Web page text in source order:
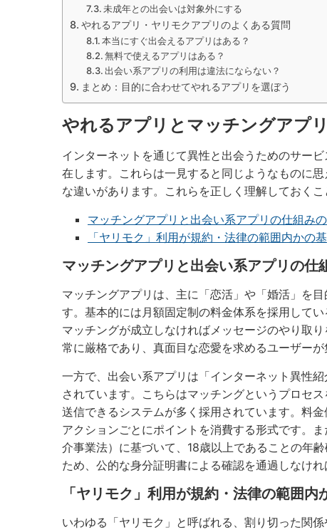
未成年との出会いは対象外にする
やれるアプリ・ヤリモクアプリのよくある質問
本当にすぐ出会えるアプリはある？
無料で使えるアプリはある？
出会い系アプリの利用は違法にならない？
まとめ：目的に合わせてやれるアプリを選ぼう
やれるアプリとマッチングアプ
インターネットを通じて異性と出会うためのサー
在します。これらは一見すると同じようなものに
な違いがあります。これらを正しく理解しておく
マッチングアプリと出会い系アプリの仕組み
「ヤリモク」利用が規約・法律の範囲内かの
マッチングアプリと出会い系アプリの仕
マッチングアプリは、主に「恋活」や「婚活」を
す。基本的には月額固定制の料金体系を採用して
マッチングが成立しなければメッセージのやり取
常に厳格であり、真面目な恋愛を求めるユーザー
一方で、出会い系アプリは「インターネット異性
されています。こちらはマッチングというプロセ
送信できるシステムが多く採用されています。料
アクションごとにポイントを消費する形式です。
介事業法）に基づいて、18歳以上であることの年
ため、公的な身分証明書による確認を通過しなけ
「ヤリモク」利用が規約・法律の範囲内
いわゆる「ヤリモク」と呼ばれる、割り切った関